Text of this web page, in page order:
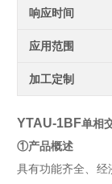
响应时间
应用范围
加工定制
YTAU-1BF单相
①产品概述
具有功能齐全、经